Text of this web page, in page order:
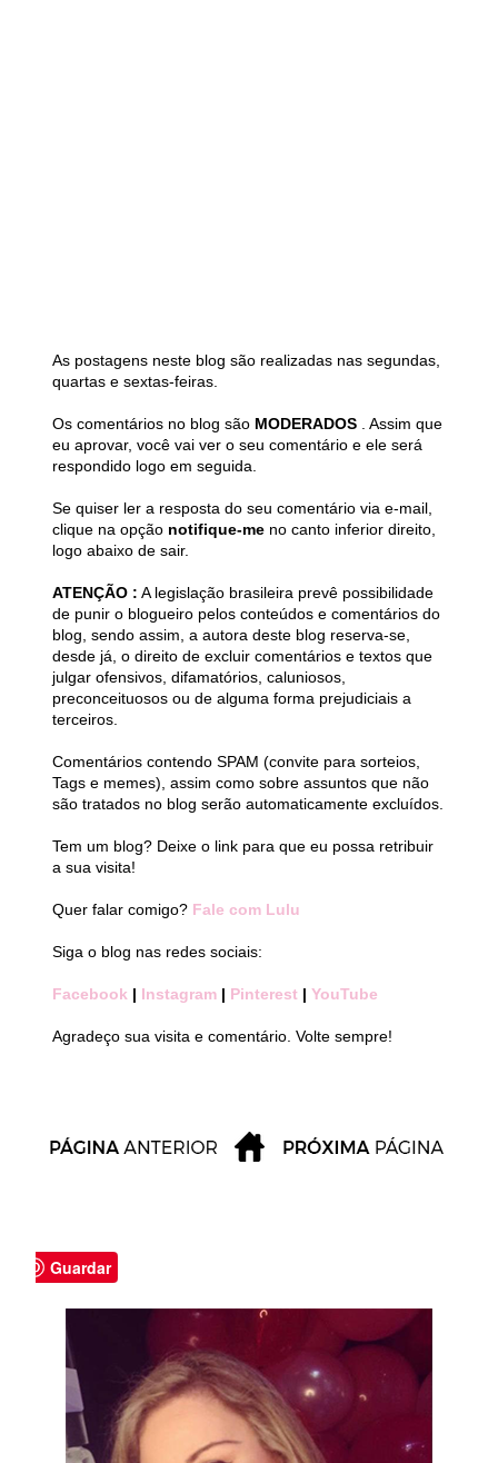
As postagens neste blog são realizadas nas segundas,
quartas e sextas-feiras.
Os comentários no blog são MODERADOS
. Assim que
eu aprovar, você vai ver o seu comentário e ele será
respondido logo em seguida.
Se quiser ler a resposta do seu comentário via e-mail,
clique na opção notifique-me no canto inferior direito,
logo abaixo de sair.
ATENÇÃO : A legislação brasileira prevê possibilidade
de punir o blogueiro pelos conteúdos e comentários do
blog, sendo assim, a autora deste blog reserva-se,
desde já, o direito de excluir comentários e textos que
julgar ofensivos, difamatórios, caluniosos,
preconceituosos ou de alguma forma prejudiciais a
terceiros.
Comentários contendo SPAM (convite para sorteios,
Tags e memes), assim como sobre assuntos que não
são tratados no blog serão automaticamente excluídos.
Tem um blog? Deixe o link para que eu possa retribuir
a sua visita!
Quer falar comigo? Fale com Lulu
Siga o blog nas redes sociais:
Facebook | Instagram | Pinterest | YouTube
Agradeço sua visita e comentário. Volte sempre!
Guardar